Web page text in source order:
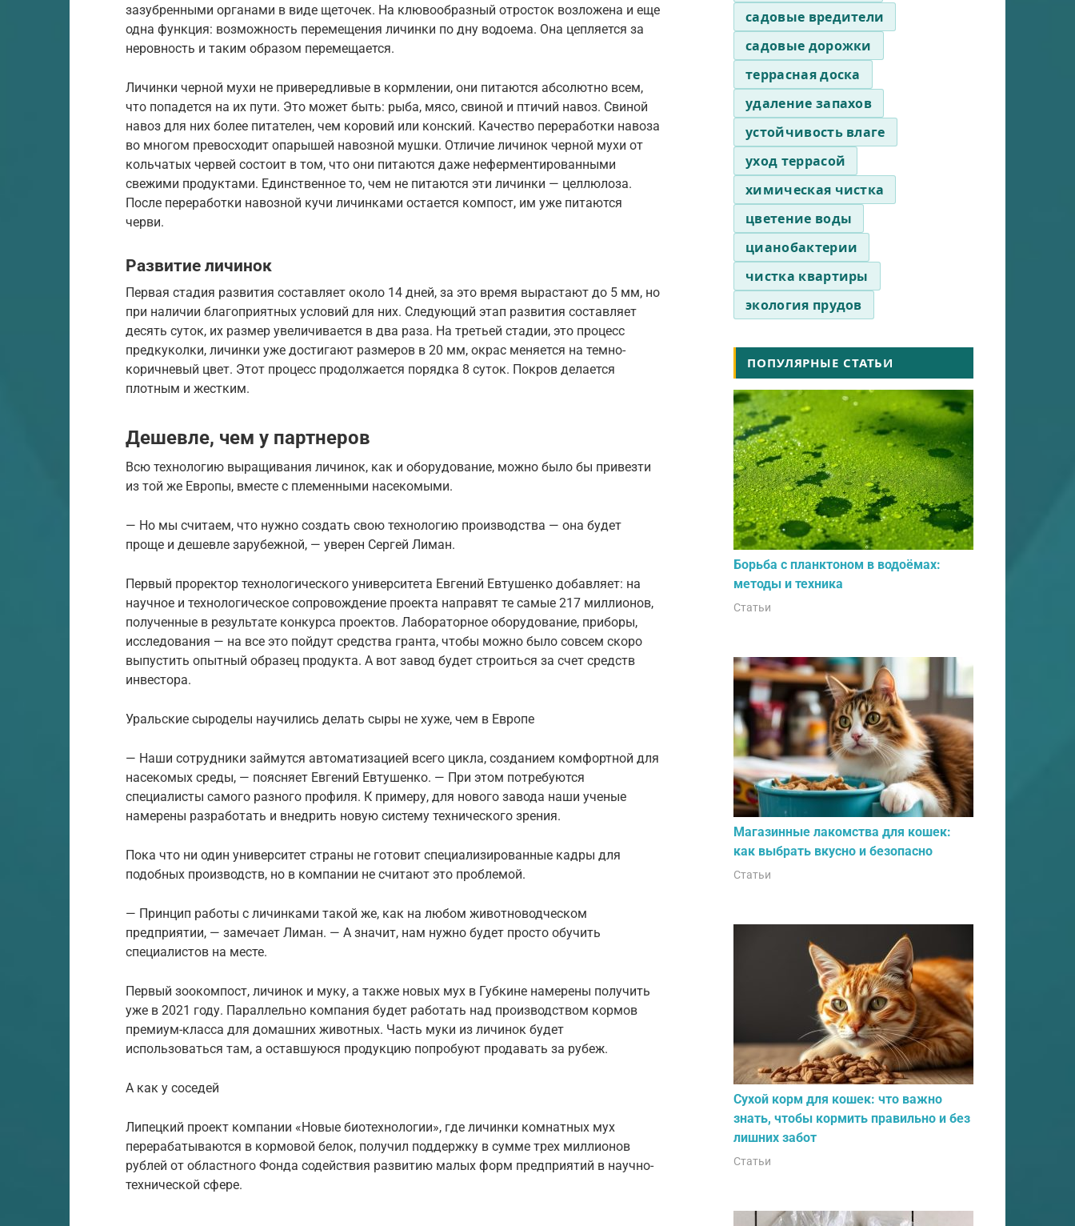
зазубренными органами в виде щеточек. На клювообразный отросток возложена и еще
одна функция: возможность перемещения личинки по дну водоема. Она цепляется за
неровность и таким образом перемещается.
Личинки черной мухи не привередливые в кормлении, они питаются абсолютно всем,
что попадется на их пути. Это может быть: рыба, мясо, свиной и птичий навоз. Свиной
навоз для них более питателен, чем коровий или конский. Качество переработки навоза
во многом превосходит опарышей навозной мушки. Отличие личинок черной мухи от
кольчатых червей состоит в том, что они питаются даже неферментированными
свежими продуктами. Единственное то, чем не питаются эти личинки — целлюлоза.
После переработки навозной кучи личинками остается компост, им уже питаются
черви.
Развитие личинок
Первая стадия развития составляет около 14 дней, за это время вырастают до 5 мм, но
при наличии благоприятных условий для них. Следующий этап развития составляет
десять суток, их размер увеличивается в два раза. На третьей стадии, это процесс
предкуколки, личинки уже достигают размеров в 20 мм, окрас меняется на темно-
коричневый цвет. Этот процесс продолжается порядка 8 суток. Покров делается
плотным и жестким.
Дешевле, чем у партнеров
Всю технологию выращивания личинок, как и оборудование, можно было бы привезти
из той же Европы, вместе с племенными насекомыми.
— Но мы считаем, что нужно создать свою технологию производства — она будет
проще и дешевле зарубежной, — уверен Сергей Лиман.
Первый проректор технологического университета Евгений Евтушенко добавляет: на
научное и технологическое сопровождение проекта направят те самые 217 миллионов,
полученные в результате конкурса проектов. Лабораторное оборудование, приборы,
исследования — на все это пойдут средства гранта, чтобы можно было совсем скоро
выпустить опытный образец продукта. А вот завод будет строиться за счет средств
инвестора.
Уральские сыроделы научились делать сыры не хуже, чем в Европе
— Наши сотрудники займутся автоматизацией всего цикла, созданием комфортной для
насекомых среды, — поясняет Евгений Евтушенко. — При этом потребуются
специалисты самого разного профиля. К примеру, для нового завода наши ученые
намерены разработать и внедрить новую систему технического зрения.
Пока что ни один университет страны не готовит специализированные кадры для
подобных производств, но в компании не считают это проблемой.
— Принцип работы с личинками такой же, как на любом животноводческом
предприятии, — замечает Лиман. — А значит, нам нужно будет просто обучить
специалистов на месте.
Первый зоокомпост, личинок и муку, а также новых мух в Губкине намерены получить
уже в 2021 году. Параллельно компания будет работать над производством кормов
премиум-класса для домашних животных. Часть муки из личинок будет
использоваться там, а оставшуюся продукцию попробуют продавать за рубеж.
А как у соседей
Липецкий проект компании «Новые биотехнологии», где личинки комнатных мух
перерабатываются в кормовой белок, получил поддержку в сумме трех миллионов
рублей от областного Фонда содействия развитию малых форм предприятий в научно-
технической сфере.
садовые вредители
садовые дорожки
террасная доска
удаление запахов
устойчивость влаге
уход террасой
химическая чистка
цветение воды
цианобактерии
чистка квартиры
экология прудов
ПОПУЛЯРНЫЕ СТАТЬИ
Борьба с планктоном в водоёмах:
методы и техника
Статьи
Магазинные лакомства для кошек:
как выбрать вкусно и безопасно
Статьи
Сухой корм для кошек: что важно
знать, чтобы кормить правильно и без
лишних забот
Статьи